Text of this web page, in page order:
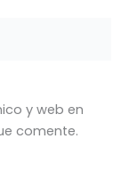
y web en
comente.